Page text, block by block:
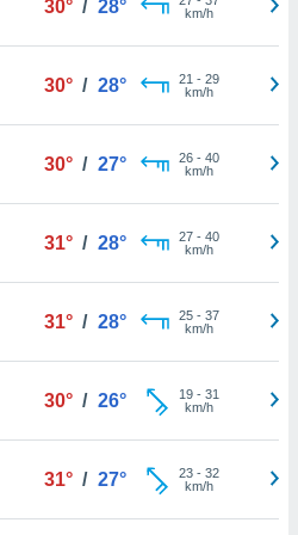
30° / 28°
km/h
30° / 28° 21 - 29
km/h
30° / 27° 26- 40
km/h
31° / 28° 27- 40
km/h
31° / 28° 25- 37
km/h
30° / 26° 19- 31
km/h
31° / 27° 23- 32
km/h